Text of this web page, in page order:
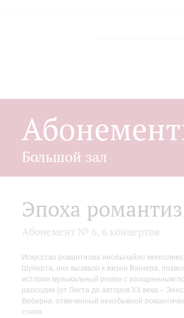
Большой зал
Эпоха
Абонемент № 6, 6 концертов
Искусство романтизма необычайно
Шуберта, оно вызвало к жизни Вагнера,
истории музыкальный роман с изощренным
рапсодии (от Листа до авторов XX века –
Веберна, отмеченный неизбывной
стиля.